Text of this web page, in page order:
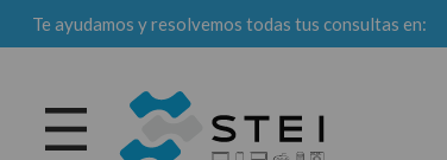
Te ayudamos y resolvemos todas tus consultas en: